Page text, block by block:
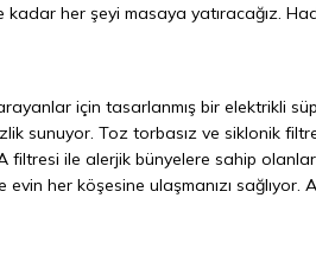
kadar her şeyi masaya yatıracağız.
için tasarlanmış bir elektrikli
sunuyor. Toz torbasız ve siklonik
filtresi ile alerjik bünyelere sahip
her köşesine ulaşmanızı sağlıyor.